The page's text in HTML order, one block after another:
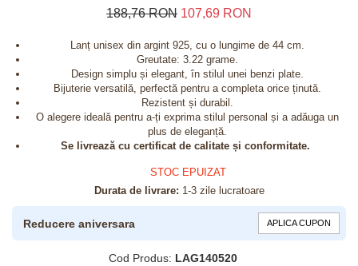
188,76 RON 107,69 RON
Lanț unisex din argint 925, cu o lungime de 44 cm.
Greutate: 3.22 grame.
Design simplu și elegant, în stilul unei benzi plate.
Bijuterie versatilă, perfectă pentru a completa orice ținută.
Rezistent și durabil.
O alegere ideală pentru a-ți exprima stilul personal și a adăuga un
plus de eleganță.
Se livrează cu certificat de calitate și conformitate.
STOC EPUIZAT
Durata de livrare: 1-3 zile lucratoare
Reducere aniversara APLICA CUPON
Cod Produs: LAG140520